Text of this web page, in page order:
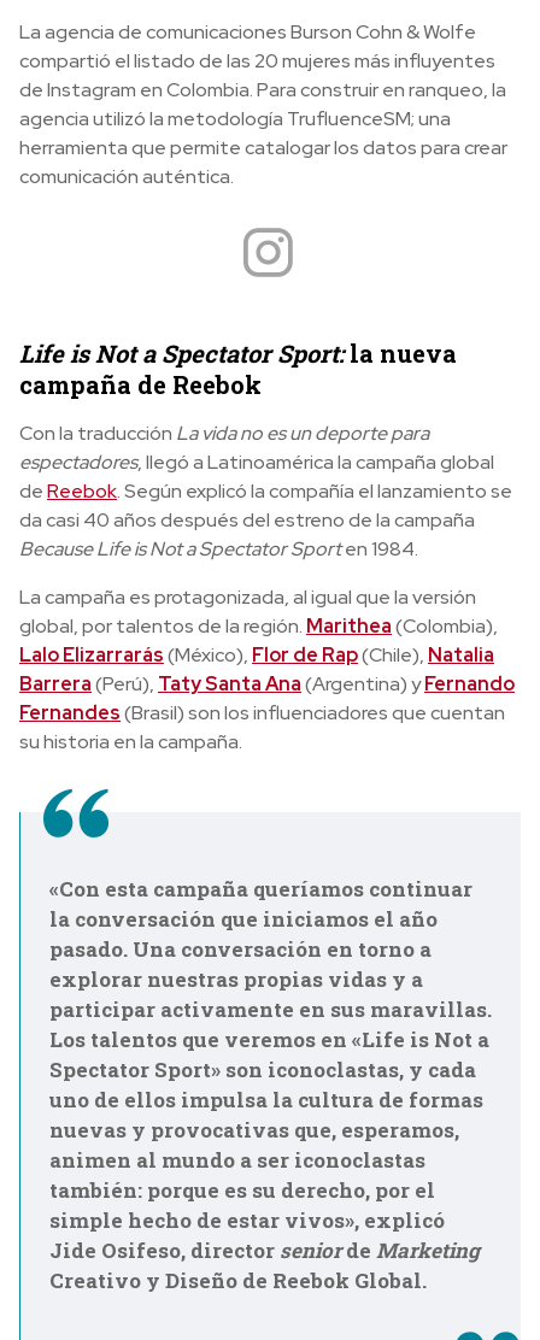
La agencia de comunicacionesBurson Cohn & Wolfe
compartió el listado de las 20 mujeres más influyentes
de Instagram en Colombia. Para construir en ranqueo, la
agencia utilizó la metodología TrufluenceSM; una
herramienta que permite catalogar los datos para crear
comunicación auténtica.
Life is Not a Spectator Sport:la nueva
campaña de Reebok
Con la traducción La vida no es un deporte para
espectadores, llegó a Latinoamérica la campaña global
deReebok. Según explicó la compañía el lanzamiento se
da casi 40 años después del estreno de la campaña
Because Life is Not a Spectator Sporten 1984.
La campaña es protagonizada, al igual que la versión
global, por talentos de la región. Marithea(Colombia),
Lalo Elizarrarás(México), Flor de Rap(Chile), Natalia
Barrera(Perú), Taty Santa Ana(Argentina) yFernando
Fernandes(Brasil) son los influenciadores que cuentan
su historia en la campaña.
«Con esta campaña queríamos continuar
la conversación que iniciamos el año
pasado. Una conversación en torno a
explorar nuestras propias vidas y a
participar activamente en sus maravillas.
Los talentos que veremos en «Life is Not a
Spectator Sport» son iconoclastas, y cada
uno de ellos impulsa la cultura de formas
nuevas y provocativas que, esperamos,
animen al mundo a ser iconoclastas
también: porque es su derecho, por el
simple hecho de estar vivos», explicó
Jide Osifeso, director seniorde Marketing
Creativo y Diseño de Reebok Global.